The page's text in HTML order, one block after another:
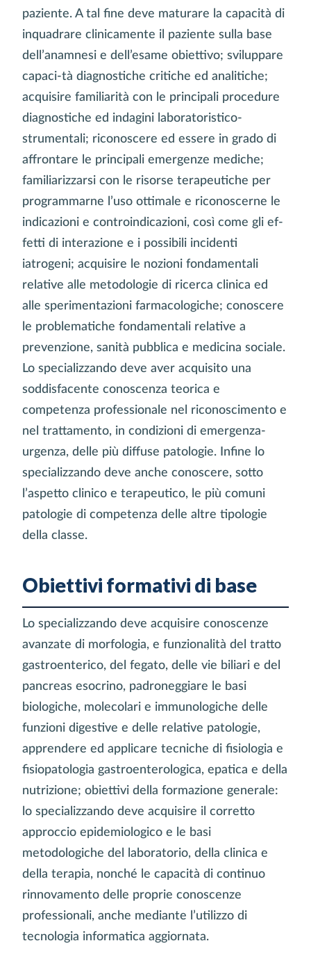
paziente. A tal fine deve maturare la capacità di
inquadrare clinicamente il paziente sulla base
dell’anamnesi e dell’esame obiettivo; sviluppare
capaci-tà diagnostiche critiche ed analitiche;
acquisire familiarità con le principali procedure
diagnostiche ed indagini laboratoristico-
strumentali; riconoscere ed essere in grado di
affrontare le principali emergenze mediche;
familiarizzarsi con le risorse terapeutiche per
programmarne l’uso ottimale e riconoscerne le
indicazioni e controindicazioni, così come gli ef-
fetti di interazione e i possibili incidenti
iatrogeni; acquisire le nozioni fondamentali
relative alle metodologie di ricerca clinica ed
alle sperimentazioni farmacologiche; conoscere
le problematiche fondamentali relative a
prevenzione, sanità pubblica e medicina sociale.
Lo specializzando deve aver acquisito una
soddisfacente conoscenza teorica e
competenza professionale nel riconoscimento e
nel trattamento, in condizioni di emergenza-
urgenza, delle più diffuse patologie. Infine lo
specializzando deve anche conoscere, sotto
l’aspetto clinico e terapeutico, le più comuni
patologie di competenza delle altre tipologie
della classe.
Obiettivi formativi di base
Lo specializzando deve acquisire conoscenze
avanzate di morfologia, e funzionalità del tratto
gastroenterico, del fegato, delle vie biliari e del
pancreas esocrino, padroneggiare le basi
biologiche, molecolari e immunologiche delle
funzioni digestive e delle relative patologie,
apprendere ed applicare tecniche di fisiologia e
fisiopatologia gastroenterologica, epatica e della
nutrizione; obiettivi della formazione generale:
lo specializzando deve acquisire il corretto
approccio epidemiologico e le basi
metodologiche del laboratorio, della clinica e
della terapia, nonché le capacità di continuo
rinnovamento delle proprie conoscenze
professionali, anche mediante l’utilizzo di
tecnologia informatica aggiornata.